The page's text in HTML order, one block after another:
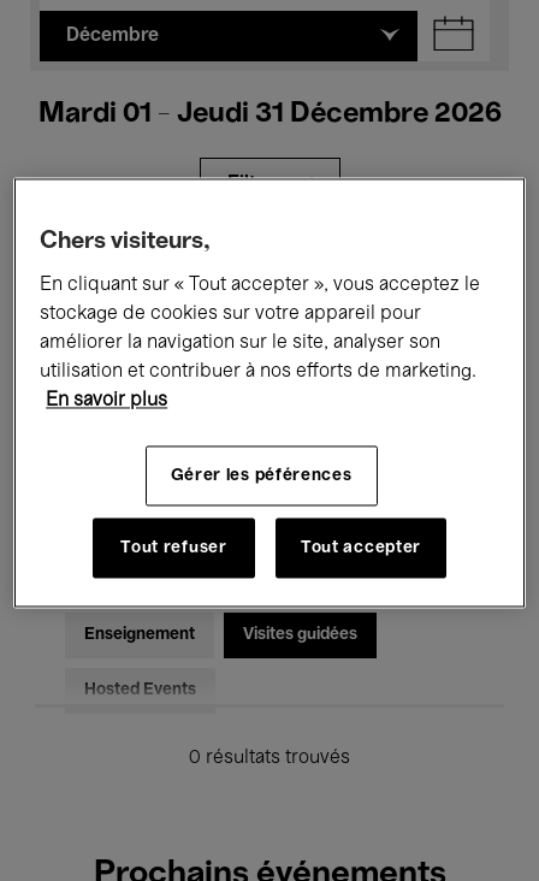
Décembre
Mardi 01 - Jeudi 31 Décembre 2026
Filtres
Expositions Films Performances
Rencontres & Débats Jazz
Musique électronique
Pour tous Kids’ Palace
Enseignement Visites guidées
Hosted Events
0 résultats trouvés
Prochains événements
Chers visiteurs,
En cliquant sur « Tout accepter », vous acceptez le
stockage de cookies sur votre appareil pour
améliorer la navigation sur le site, analyser son
utilisation et contribuer à nos efforts de marketing.
En savoir plus
Gérer les péférences
Tout refuser Tout accepter